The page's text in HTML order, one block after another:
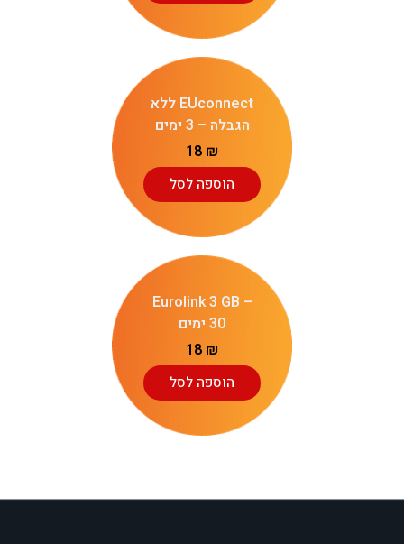
EUconnect ללא
הגבלה – 3 ימים
18 ₪
הוספה לסל
Eurolink 3 GB –
30 ימים
18 ₪
הוספה לסל